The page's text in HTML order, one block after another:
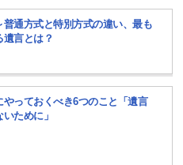
普通方式と特別方式の違い、最も
言とは？
やっておくべき6つのこと「遺言
ために」